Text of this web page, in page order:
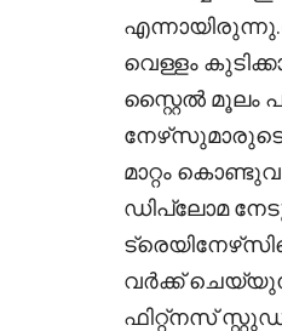
വെള്ളം
സ്റ്റൈൽ മൂലം
മാറ്റം
ഡിപ്ലോമ
വർക്ക്
ഫിറ്റ്നസ്